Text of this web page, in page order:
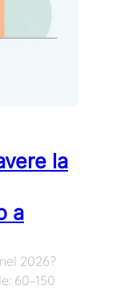
la
a
2026?
60–150